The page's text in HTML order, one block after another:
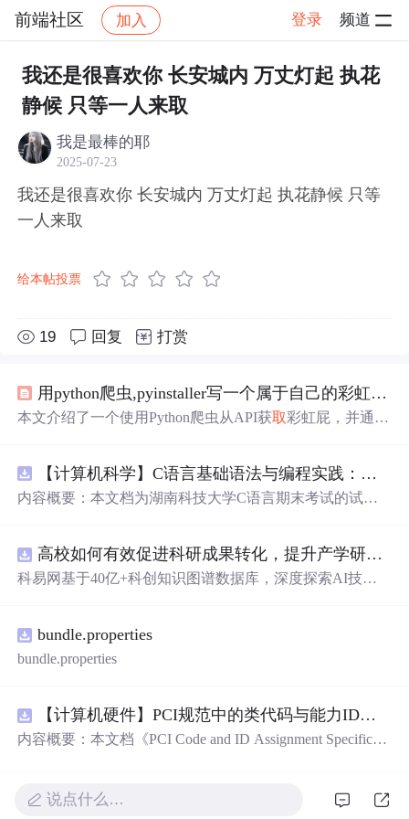
前端社区 加入 登录 频道
社区 前端社区 感慨 帖子详情
我还是很喜欢你 长安城内 万丈灯起 执花
静候 只等一人来取
我是最棒的耶
2025-07-23
我还是很喜欢你 长安城内 万丈灯起 执花静候 只等
一人来取
给本帖投票
19 回复 打赏
用python爬虫,pyinstaller写一个属于自己的彩虹屁生成器！（链接在文末自
本文介绍了一个使用Python爬虫从API获取彩虹屁，并通过
【计算机科学】C语言基础语法与编程实践：湖南科技大学期末考试核心知识点解析
内容概要：本文档为湖南科技大学C语言期末考试的试题
循环）、数组、字符串处理、函数定义与调用、指针初步
等内容。题目形式为单项选择题，每道题后附有正确答
业学习C语言课程的学生，特别是准备期末考试或需要强
化基础知识的初学者。; 使用场景及目标：①用于考前复
习，检验对C语言核心概念的掌握程度；②辅助教师出题
辑分析能力。; 阅读建议：建议结合教材和上机实践进行练
习，重点关注易错题和涉及复杂逻辑控制的题目，理解每
道题背后的程序执行流程，以达到真正掌握语言特性的目
高校如何有效促进科研成果转化，提升产学研合作效率？.docx
科易网基于40亿+科创知识图谱数据库，深度探索AI技术
新领域的AI+数智化解决方案，推动科技创新与产业创新
智能化发展。
bundle.properties
bundle.properties
【计算机硬件】PCI规范中的类代码与能力ID分配：设备功能分类及扩展能力标识系统设计
内容概要：本文档《PCI Code and ID Assignment Specificati
力标识（Extended Capability IDs）的标准编码规范。文档
说点什么…